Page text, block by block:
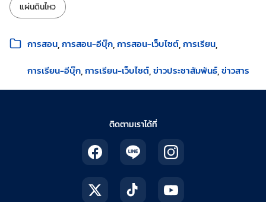
แผ่นดินไหว
หมวดหมู่:
การสอน การสอน-อีบุ๊ก การสอน-เว็บไซต์ การเรียน
การเรียน-อีบุ๊ก การเรียน-เว็บไซต์ ข่าวประชาสัมพันธ์ ข่าวสาร
ติดตามเราได้ที่